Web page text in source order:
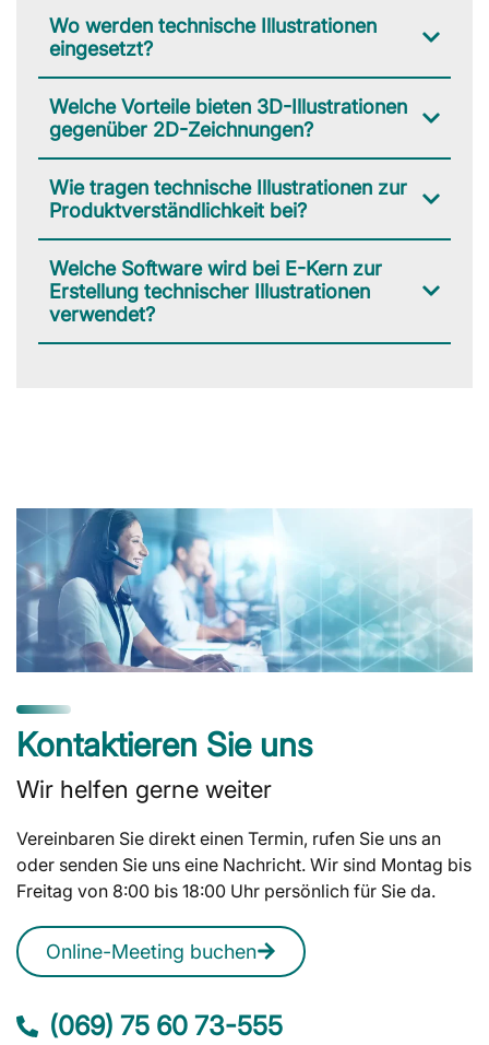
Wo werden technische Illustrationen
eingesetzt?
Welche Vorteile bieten 3D-Illustrationen
gegenüber 2D-Zeichnungen?
Wie tragen technische Illustrationen zur
Produktverständlichkeit bei?
Welche Software wird bei E-Kern zur
Erstellung technischer Illustrationen
verwendet?
Kontaktieren Sie uns
Wir helfen gerne weiter
Vereinbaren Sie direkt einen Termin, rufen Sie uns an
oder senden Sie uns eine Nachricht. Wir sind Montag bis
Freitag von 8:00 bis 18:00 Uhr persönlich für Sie da.
Online-Meeting buchen
(069) 75 60 73-555